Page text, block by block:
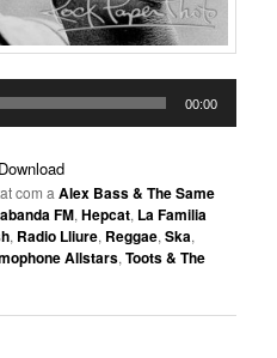
00:00
Download
com a Alex Bass & The Same
FM,Hepcat, La Familia
, Radio Lliure, Reggae,Ska,
Allstars,Toots & The